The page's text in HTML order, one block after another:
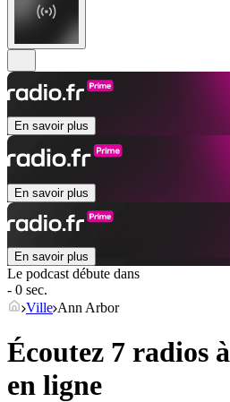
En savoir plus
En savoir plus
En savoir plus
Le podcast débute dans
- 0 sec.
Ville Ann Arbor
Écoutez 7 radios à
en ligne